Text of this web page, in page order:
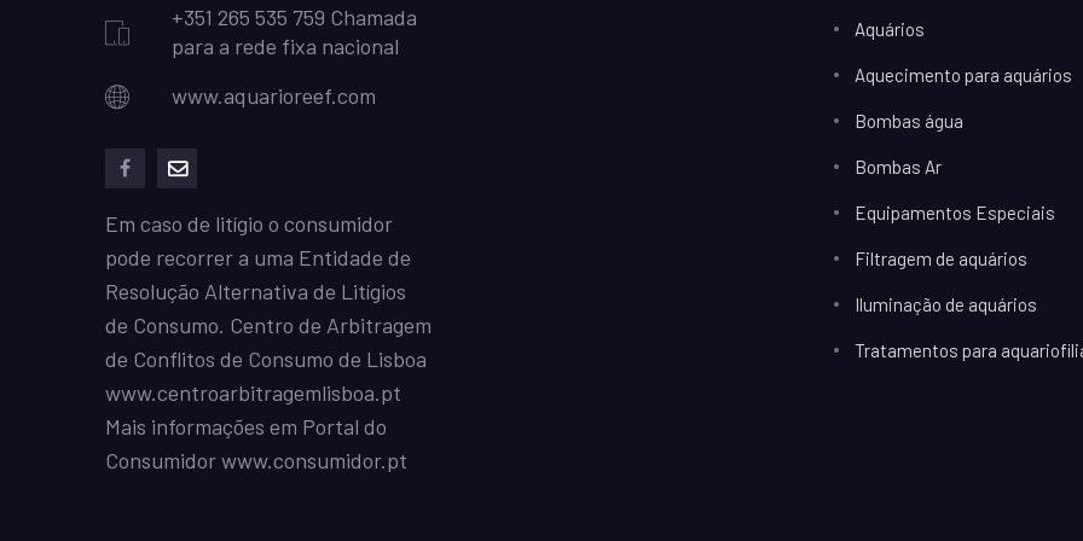
+351 265 535 759 Chamada
para a rede fixa nacional
www.aquarioreef.com
Em caso de litígio o consumidor
pode recorrer a uma Entidade de
Resolução Alternativa de Litígios
de Consumo. Centro de Arbitragem
de Conflitos de Consumo de Lisboa
www.centroarbitragemlisboa.pt
Mais informações em Portal do
Consumidorwww.consumidor.pt
Aquários
Aquecimento para aquários
Bombas água
Bombas Ar
Equipamentos Especiais
Filtragem de aquários
Iluminação de aquários
Tratamentos para